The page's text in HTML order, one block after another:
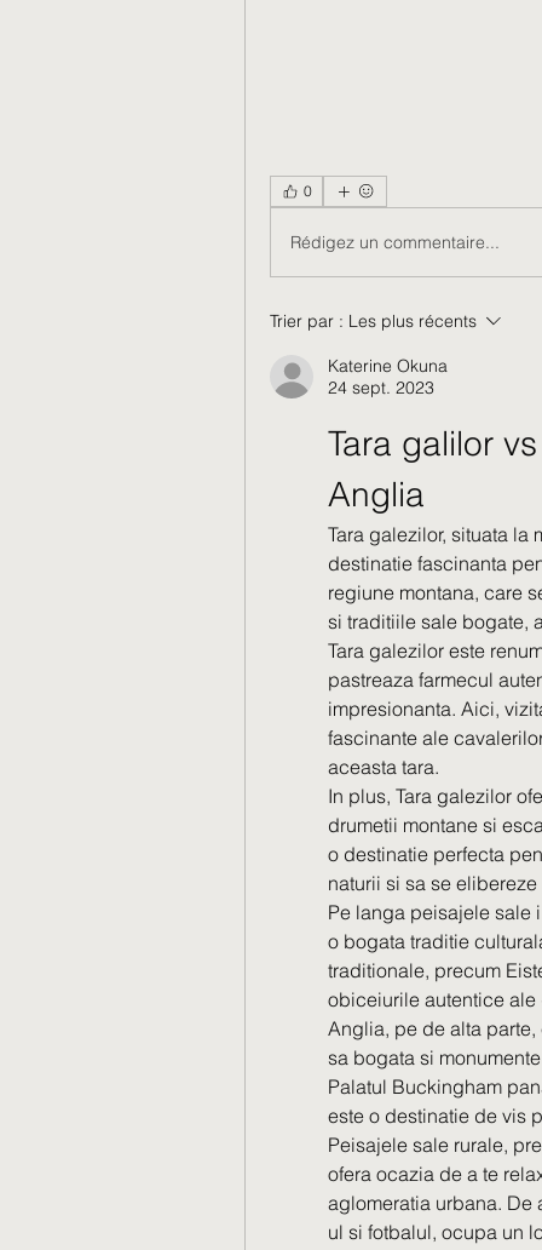
0
Rédigez un commentaire...
Trier par : Les plus récents
Katerine Okuna
24 sept. 2023
Tara galilor
Anglia
Tara galezilor, situata la
destinatie fascinanta
regiune montana, care
si traditiile sale bogate,
Tara galezilor este
pastreaza farmecul
impresionanta. Aici,
fascinante ale
aceasta tara.
In plus, Tara galezilor
drumetii montane si
o destinatie perfecta
naturii si sa se
Pe langa peisajele sale
o bogata traditie
traditionale, precum
obiceiurile autentice ale
Anglia, pe de alta
sa bogata si
Palatul Buckingham
este o destinatie de vis
Peisajele sale rurale,
ofera ocazia de a te
aglomeratia urbana. De
ul si fotbalul, ocupa un